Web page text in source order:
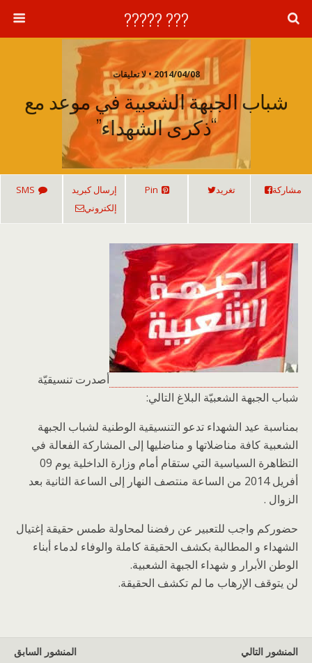
??? ?????
2014/04/08 • لا تعليقات
شباب الجبهة الشعبية في موعد مع
“ذكرى الشهداء”
مشاركة تغريد Pin
إرسال كبريد
إلكتروني
SMS
أصدرت تنسيقيّة
شباب الجبهة الشعبيّة البلاغ التالي:
بمناسبة عيد الشهداء تدعو التنسيقية الوطنية لشباب الجبهة
الشعبية كافة مناضلاتها و مناضليها إلى المشاركة الفعالة في
التظاهرة السياسية التي ستقام أمام وزارة الداخلية يوم 09
أفريل 2014 من الساعة منتصف النهار إلى الساعة الثانية بعد
الزوال .
حضوركم واجب للتعبير عن رفضنا لمحاولة طمس حقيقة إغتيال
الشهداء و المطالبة بكشف الحقيقة كاملة والوفاء لدماء أبناء
الوطن الأبرار و شهداء الجبهة الشعبية.
لن يتوقف الإرهاب ما لم تكشف الحقيقة.
المنشور السابق
المنشور التالي